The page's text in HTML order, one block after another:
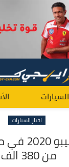
السيارات
اخبار السيارات
من 380 الف !